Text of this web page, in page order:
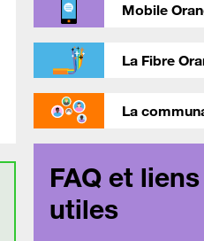
Mobile
La Fibre
La
FAQ et liens
utiles